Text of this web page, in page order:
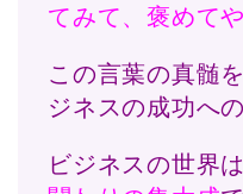
てみて、褒めて
この言葉の真髄
ジネスの成功へ
ビジネスの世界は